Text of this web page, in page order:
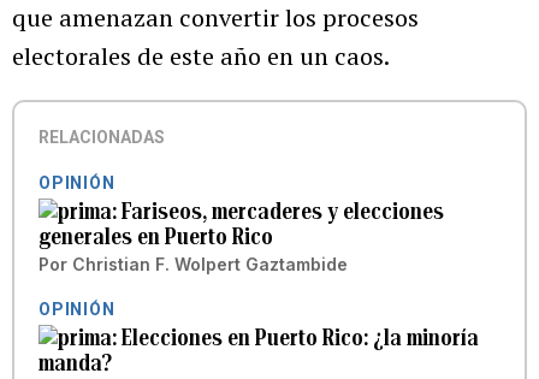
que amenazan convertir los procesos
electorales de este año en un caos.
RELACIONADAS
OPINIÓN
Fariseos, mercaderes y elecciones
generales en Puerto Rico
Por Christian F. Wolpert Gaztambide
OPINIÓN
Elecciones en Puerto Rico: ¿la minoría
manda?